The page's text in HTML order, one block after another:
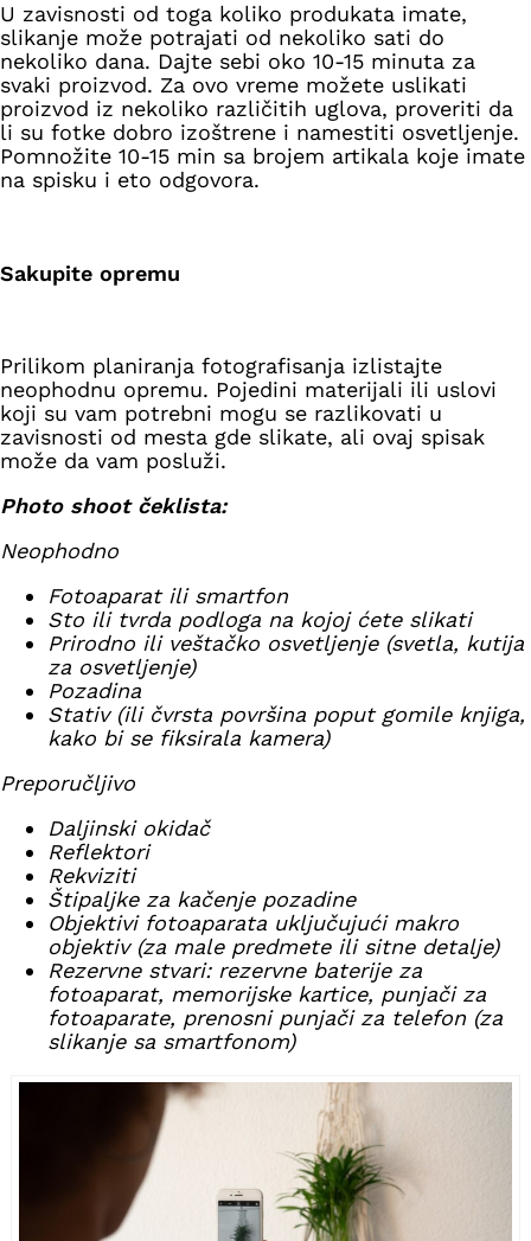
U zavisnosti od toga koliko produkata imate,
slikanje može potrajati od nekoliko sati do
nekoliko dana. Dajte sebi oko 10-15 minuta za
svaki proizvod. Za ovo vreme možete uslikati
proizvod iz nekoliko različitih uglova, proveriti da
li su fotke dobro izoštrene i namestiti osvetljenje.
Pomnožite 10-15 min sa brojem artikala koje imate
na spisku i eto odgovora.
Sakupite opremu
Prilikom planiranja fotografisanja izlistajte
neophodnu opremu. Pojedini materijali ili uslovi
koji su vam potrebni mogu se razlikovati u
zavisnosti od mesta gde slikate, ali ovaj spisak
može da vam posluži.
Photo shoot čeklista:
Neophodno
Fotoaparat ili smartfon
Sto ili tvrda podloga na kojoj ćete slikati
Prirodno ili veštačko osvetljenje (svetla, kutija
za osvetljenje)
Pozadina
Stativ (ili čvrsta površina poput gomile knjiga,
kako bi se fiksirala kamera)
Preporučljivo
Daljinski okidač
Reflektori
Rekviziti
Štipaljke za kačenje pozadine
Objektivi fotoaparata uključujući makro
objektiv (za male predmete ili sitne detalje)
Rezervne stvari: rezervne baterije za
fotoaparat, memorijske kartice, punjači za
fotoaparate, prenosni punjači za telefon (za
slikanje sa smartfonom)